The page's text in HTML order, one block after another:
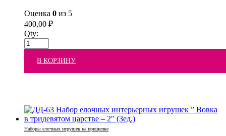
Оценка 0 из 5
400,00 ₽
Qty:
В КОРЗИНУ
Наборы елочных игрушек на прищепке